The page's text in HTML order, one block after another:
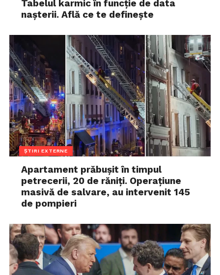
Tabelul karmic în funcție de data
nașterii. Află ce te definește
ȘTIRI EXTERNE
Apartament prăbușit în timpul
petrecerii, 20 de răniți. Operațiune
masivă de salvare, au intervenit 145
de pompieri